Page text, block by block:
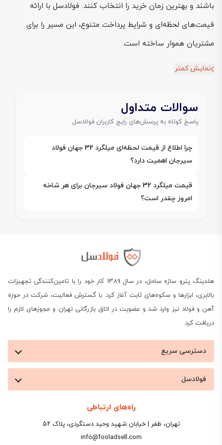
باشند و بهترین زمان خرید را انتخاب کنند. فولادسل با ارائه
قیمت‌های لحظه‌ای و شرایط پرداخت متنوع، این مسیر را برای
مشتریان هموار ساخته است.
نمایش کمتر
سوالات متداول
پاسخ کوتاه به پرسش‌های رایج کاربران فولادسل
چرا اطلاع از قیمت لحظه‌ای میلگرد 32 جهان فولاد
سیرجان اهمیت دارد؟
قیمت میلگرد 32 جهان فولاد سیرجان برای هر شاخه
امروز چقدر است؟
هلدینگ پترو سازه ساحل، در سال ۱۳۸۹ کار خود را با تامین‌کنندگی تجهیزات
بالابری، ابزارها و سکوه‌های ثابت آغاز کرد. با گسترش فعالیت، شرکت در حوزه
آهن و فولاد نیز وارد شد و عضویت در اتاق بازرگانی تهران و مجوزهای لازم را
دریافت کرد.
دسترسی سریع
فولادسل
راه‌های ارتباطی
تهران، ظفر | خیابان شهید وحید دستگردی، پلاک ۵۲
info@fooladsell.com